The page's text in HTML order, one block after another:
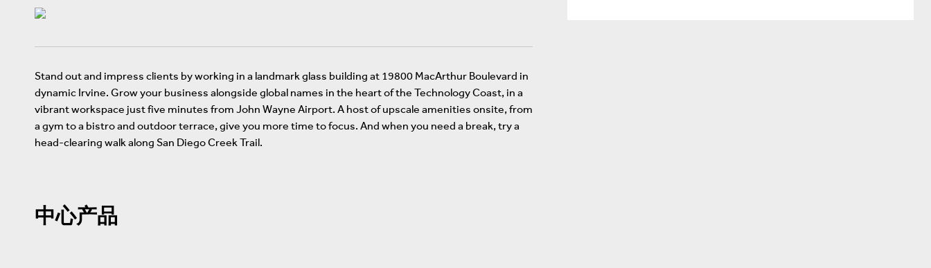
Stand out and impress clients by working in a landmark glass building at 19800 MacArthur Boulevard in
dynamic Irvine. Grow your business alongside global names in the heart of the Technology Coast, in a
vibrant workspace just five minutes from John Wayne Airport. A host of upscale amenities onsite, from
a gym to a bistro and outdoor terrace, give you more time to focus. And when you need a break, try a
head-clearing walk along San Diego Creek Trail.
中心产品